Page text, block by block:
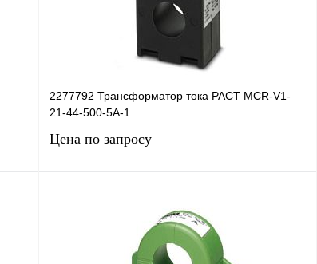
2277792 Трансформатор тока PACT MCR-V1-
21-44-500-5A-1
Цена по запросу
Сравнение